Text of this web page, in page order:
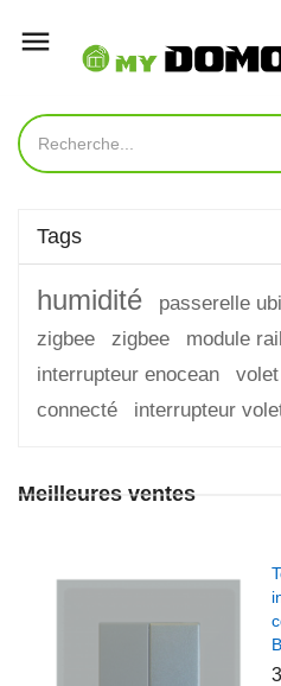

Tags
humidité passerelle
zigbee
zigbee module
interrupteur enocean
connecté
interrupteur
Meilleures ventes